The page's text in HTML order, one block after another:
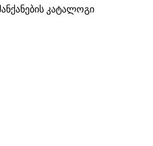
კატალოგი